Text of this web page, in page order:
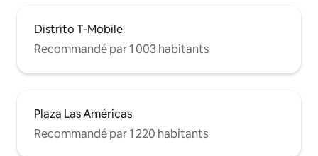
Distrito T-Mobile
Recommandé par 1 003 habitants
Plaza Las Américas
Recommandé par 1 220 habitants